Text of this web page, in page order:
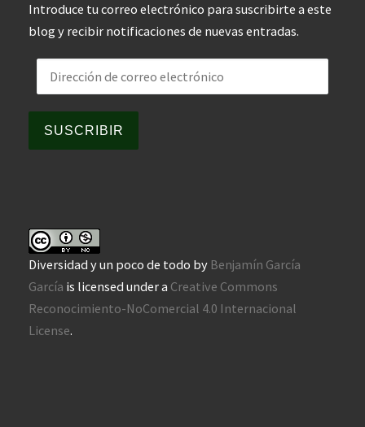
Introduce tu correo electrónico para suscribirte a este
blog y recibir notificaciones de nuevas entradas.
Dirección de correo electrónico
SUSCRIBIR
Diversidad y un poco de todo by Benjamín García
García is licensed under a Creative Commons
Reconocimiento-NoComercial 4.0 Internacional
License.